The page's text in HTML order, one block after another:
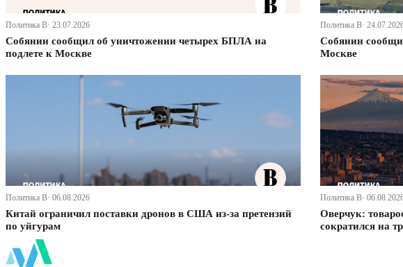
Политика В· 23.07.2026
Собянин сообщил об уничтожении четырех БПЛА на
подлете к Москве
Политика В·
Собянин
Москве
Политика В· 06.08.2026
Китай ограничил поставки дронов в США из-за претензий
по уйгурам
Политика В·
Оверчук:
сократился на